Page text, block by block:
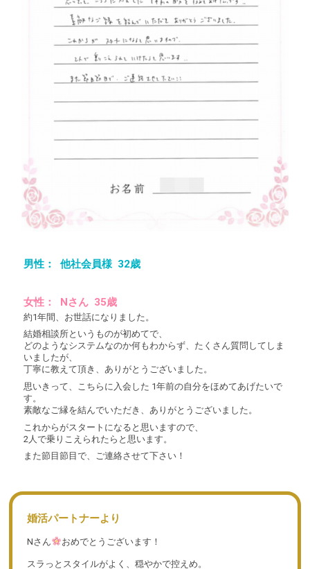
男性： 他社会員様 32歳
女性： Nさん 35歳
約1年間、お世話になりました。
結婚相談所というものが初めてで、
どのようなシステムなのか何もわからず、たくさん質問してしま
いましたが、
丁寧に教えて頂き、ありがとうございました。
思いきって、こちらに入会した 1年前の自分をほめてあげたいで
す。
素敵なご縁を結んでいただき、ありがとうございました。
これからがスタートになると思いますので、
2人で乗りこえられたらと思います。
また節目節目で、ご連絡させて下さい！
婚活パートナーより
Nさん おめでとうございます！
スラっとスタイルがよく、穏やかで控えめ。